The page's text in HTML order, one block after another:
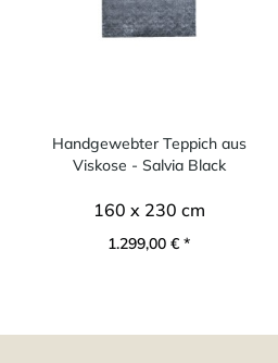
Handgewebter Teppich aus
Viskose - Salvia Black
160 x 230 cm
1.299,00 € *